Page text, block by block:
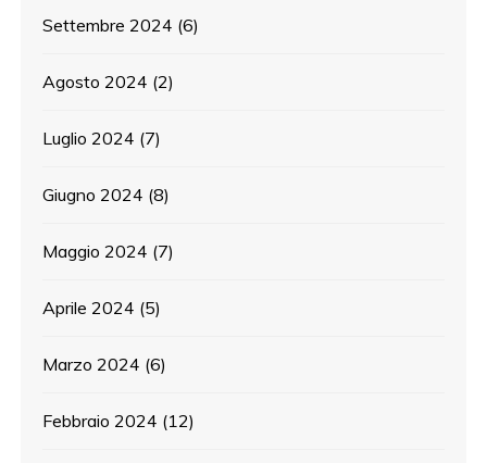
Settembre 2024 (6)
Agosto 2024 (2)
Luglio 2024 (7)
Giugno 2024 (8)
Maggio 2024 (7)
Aprile 2024 (5)
Marzo 2024 (6)
Febbraio 2024 (12)